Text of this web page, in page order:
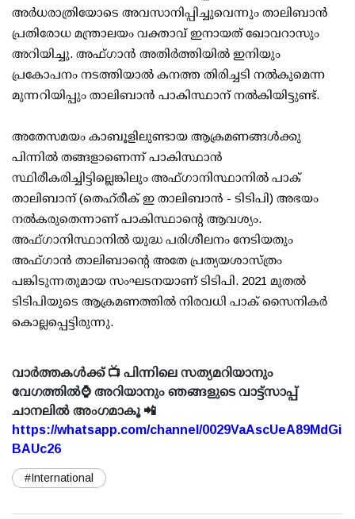
അര്‍ധരാത്രിയോടെ അവസാനിപ്പിച്ചുവെന്നും താലിബാന്‍
പ്രതിരോധ മന്ത്രാലയം വക്താവ് ഇനായത് ഖോവറാസും
അറിയിച്ചു. അഫ്ഗാന്‍ അതിര്‍ത്തിയില്‍ ഇനിയും
പ്രകോപനം നടത്തിയാല്‍ കനത്ത തിരിച്ചടി നല്‍കുമെന്ന
മുന്നറിയിപ്പും താലിബാന്‍ പാകിസ്ഥാന് നല്‍കിയിട്ടുണ്ട്.
അതേസമയം കാബൂളിലുണ്ടായ ആക്രമണങ്ങള്‍ക്കു
പിന്നില്‍ തങ്ങളാണെന്ന് പാകിസ്ഥാന്‍
സ്ഥിരീകരിച്ചിട്ടില്ലെങ്കിലും അഫ്ഗാനിസ്ഥാനില്‍ പാക്
താലിബാന് (തെഹ്‌രീക് ഇ താലിബാന്‍ - ടിടിപി) അഭയം
നല്‍കരുതെന്നാണ് പാകിസ്ഥാന്റെ ആവശ്യം.
അഫ്ഗാനിസ്ഥാനില്‍ യുദ്ധ പരിശീലനം നേടിയതും
അഫ്ഗാന്‍ താലിബാന്റെ അതേ പ്രത്യയശാസ്ത്രം
പങ്കിടുന്നതുമായ സംഘടനയാണ് ടിടിപി. 2021 മുതല്‍
ടിടിപിയുടെ ആക്രമണത്തില്‍ നിരവധി പാക് സൈനികര്‍
കൊല്ലപ്പെട്ടിരുന്നു.
വാർത്തകൾക്ക് 📺 പിന്നിലെ സത്യമറിയാനും
വേഗത്തിൽ⌚ അറിയാനും ഞങ്ങളുടെ വാട്ട്സാപ്പ്
ചാനലിൽ അംഗമാകൂ 📲
https://whatsapp.com/channel/0029VaAscUeA89MdGi
BAUc26
#International